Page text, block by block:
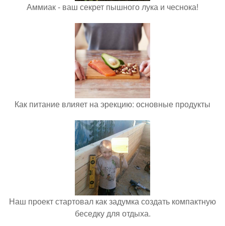
Аммиак - ваш секрет пышного лука и чеснока!
Как питание влияет на эрекцию: основные продукты
Наш проект стартовал как задумка создать компактную
беседку для отдыха.